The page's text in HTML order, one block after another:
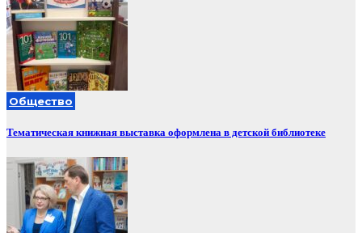
Общество
Тематическая книжная выставка оформлена в детской библиотеке